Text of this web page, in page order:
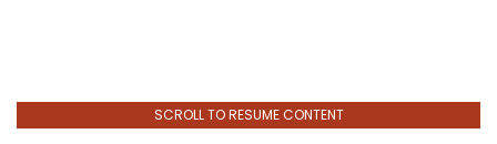
SCROLL TO RESUME CONTENT